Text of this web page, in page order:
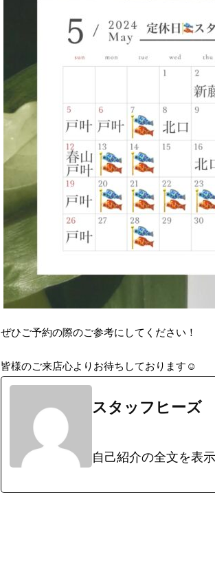
ぜひご予約の際のご参考にしてください！
皆様のご来店心よりお待ちしております ☺︎
スタッフヒーズ
自己紹介の全文を表示